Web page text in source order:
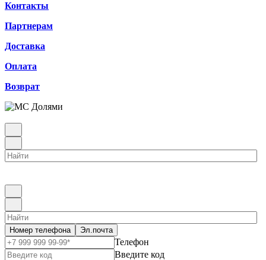
Контакты
Партнерам
Доставка
Оплата
Возврат
Номер телефона Эл.почта
Телефон
Введите код